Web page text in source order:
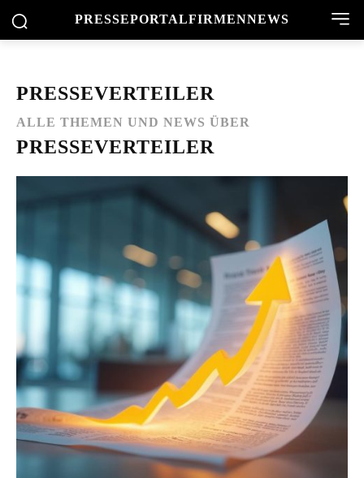
PRESSEPORTALFIRMENNEWS
PRESSEVERTEILER
ALLE THEMEN UND NEWS ÜBER
PRESSEVERTEILER